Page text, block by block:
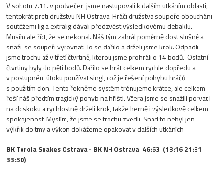
V sobotu 7.11. v podvečer jsme nastupovali k dalším utkáním oblasti,
tentokrát proti družstvu NH Ostrava. Hráči družstva soupeře oboucháni
soutěžemi lig a extralig dávali předzvěst výsledkovému debaklu.
Musím ale říct, že se nekonal. Náš tým zahrál poměrně dost slušně a
snažil se soupeři vyrovnat. To se dařilo a drželi jsme krok. Odpadli
jsme trochu až v třetí čtvrtině, kterou jsme prohráli o 14 bodů. Ostatní
čtvrtiny byly do pěti bodů. Dařilo se hrát celkem rychle dopředu a
v postupném útoku používat singl, což je řešení pohybu hráčů
s použitím clon. Tento řekněme systém trénujeme krátce, ale celkem
řeší náš předtím tragický pohyb na hřišti. Včera jsme se snažili porvat i
na doskoku a rychlostně drželi krok, takže herně i výsledkově celkem
spokojenost. Myslím, že jsme se trochu zvedli. Snad to nebyl jen
výkřik do tmy a výkon dokážeme opakovat v dalších utkáních
BK Torola Snakes Ostrava - BK NH Ostrava 46:63 (13:16 21:31
33:50)